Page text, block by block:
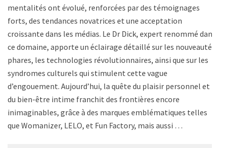
mentalités ont évolué, renforcées par des témoignages
forts, des tendances novatrices et une acceptation
croissante dans les médias. Le Dr Dick, expert renommé dans
ce domaine, apporte un éclairage détaillé sur les nouveautés
phares, les technologies révolutionnaires, ainsi que sur les
syndromes culturels qui stimulent cette vague
d’engouement. Aujourd’hui, la quête du plaisir personnel et
du bien-être intime franchit des frontières encore
inimaginables, grâce à des marques emblématiques telles
que Womanizer, LELO, et Fun Factory, mais aussi …